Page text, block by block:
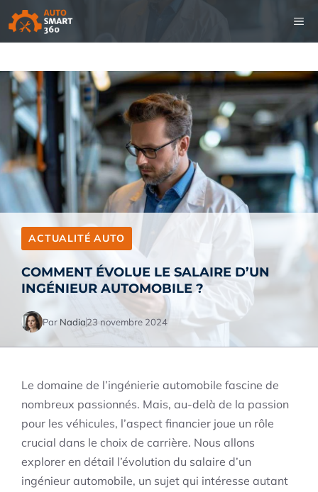
Aller
au
contenu
ACTUALITÉ AUTO
COMMENT ÉVOLUE LE SALAIRE D’UN
INGÉNIEUR AUTOMOBILE ?
Par Nadia23 novembre 2024
Le domaine de l’ingénierie automobile fascine de
nombreux passionnés. Mais, au-delà de la passion
pour les véhicules, l’aspect financier joue un rôle
crucial dans le choix de carrière. Nous allons
explorer en détail l’évolution du salaire d’un
ingénieur automobile, un sujet qui intéresse autant